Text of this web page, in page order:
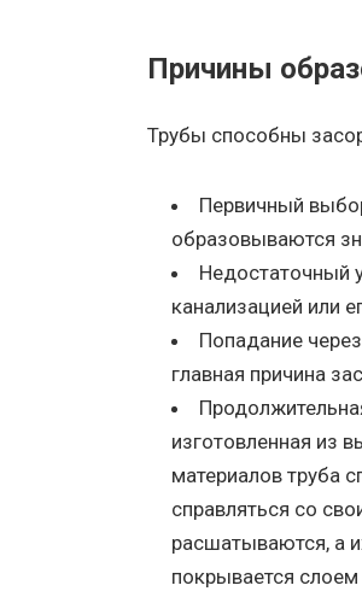
Причины
Трубы способны
Первичный
образовываются
Недостаточный
канализацией или
Попадание
главная причина
изготовленная из
материалов труба
справляться со
расшатываются, а
покрывается слоем